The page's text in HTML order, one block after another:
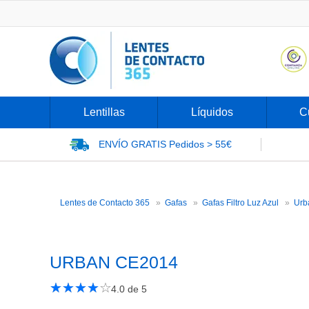
Lentillas Líquidos
ENVÍO GRATIS Pedidos > 55€
Lentes de Contacto 365 Gafas Gafas Filtro Luz Azul
URBAN CE2014
★★★★★
☆☆☆☆☆4.0 de 5